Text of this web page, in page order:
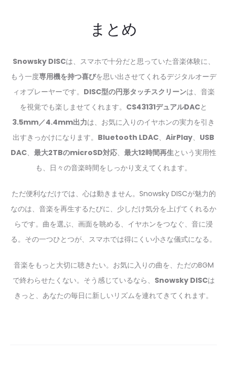
まとめ
Snowsky DISCは、スマホで十分だと思っていた音楽体験に、
もう一度専用機を持つ喜びを思い出させてくれるデジタルオーデ
ィオプレーヤーです。 DISC型の円形タッチスクリーンは、音楽
を視覚でも楽しませてくれます。 CS43131デュアルDACと
3.5mm／4.4mm出力は、お気に入りのイヤホンの実力を引き
出すきっかけになります。 Bluetooth LDAC、 AirPlay、 USB
DAC、 最大2TBのmicroSD対応、 最大12時間再生という実用性
も、日々の音楽時間をしっかり支えてくれます。
ただ便利なだけでは、心は動きません。Snowsky DISCが魅力的
なのは、音楽を再生するたびに、少しだけ気分を上げてくれるか
らです。曲を選ぶ、画面を眺める、イヤホンをつなぐ、音に浸
る。その一つひとつが、スマホでは得にくい小さな儀式になる。
音楽をもっと大切に聴きたい。お気に入りの曲を、ただのBGM
で終わらせたくない。そう感じているなら、 Snowsky DISCは
きっと、あなたの毎日に新しいリズムを連れてきてくれます。